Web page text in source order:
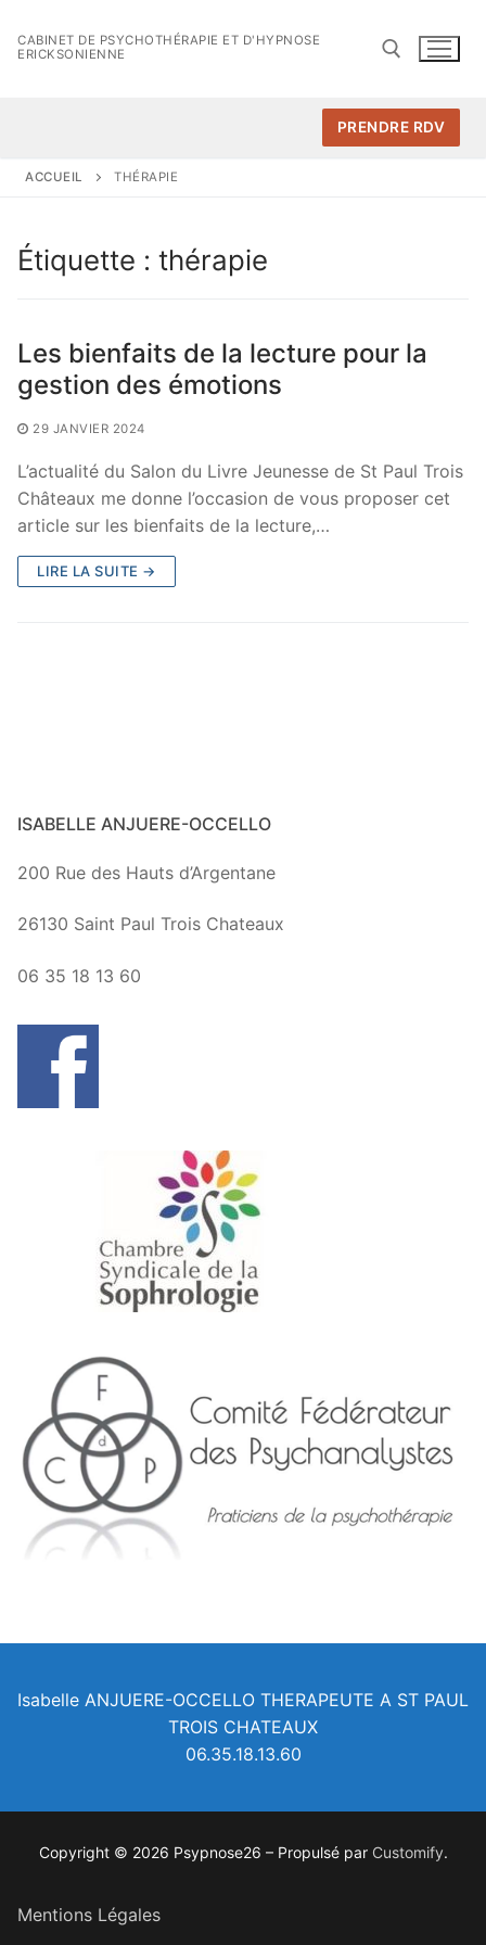
auCABINET DE PSYCHOTHÉRAPIE ET D'HYPNOSE
ERICKSONIENNE
PRENDRE RDV
ACCUEIL THÉRAPIE
Étiquette : thérapie
Les bienfaits de la lecture pour la
gestion des émotions
29 JANVIER 2024
L’actualité du Salon du Livre Jeunesse de St Paul Trois
Châteaux me donne l’occasion de vous proposer cet
article sur les bienfaits de la lecture,…
LIRE LA SUITE →
ISABELLE ANJUERE-OCCELLO
200 Rue des Hauts d’Argentane
26130 Saint Paul Trois Chateaux
06 35 18 13 60
Isabelle ANJUERE-OCCELLO THERAPEUTE A ST PAUL
TROIS CHATEAUX
06.35.18.13.60
Copyright © 2026 Psypnose26 – Propulsé par Customify.
Mentions Légales